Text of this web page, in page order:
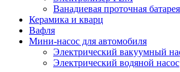
Ванадиевая проточная батарея
Керамика и кварц
Вафля
Мини-насос для автомобиля
Электрический вакуумный
Электрический водяной насос